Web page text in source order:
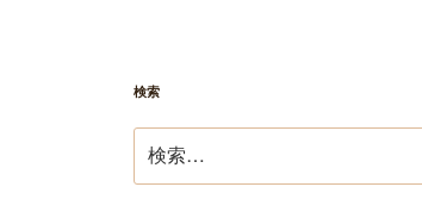
検索
索: